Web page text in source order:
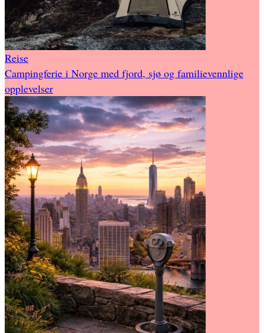
Reise
Campingferie i Norge med fjord, sjø og familievennlige
opplevelser